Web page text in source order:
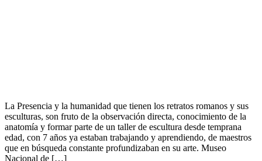
La Presencia y la humanidad que tienen los retratos romanos y sus
esculturas, son fruto de la observación directa, conocimiento de la
anatomía y formar parte de un taller de escultura desde temprana
edad, con 7 años ya estaban trabajando y aprendiendo, de maestros
que en búsqueda constante profundizaban en su arte. Museo
Nacional de […]